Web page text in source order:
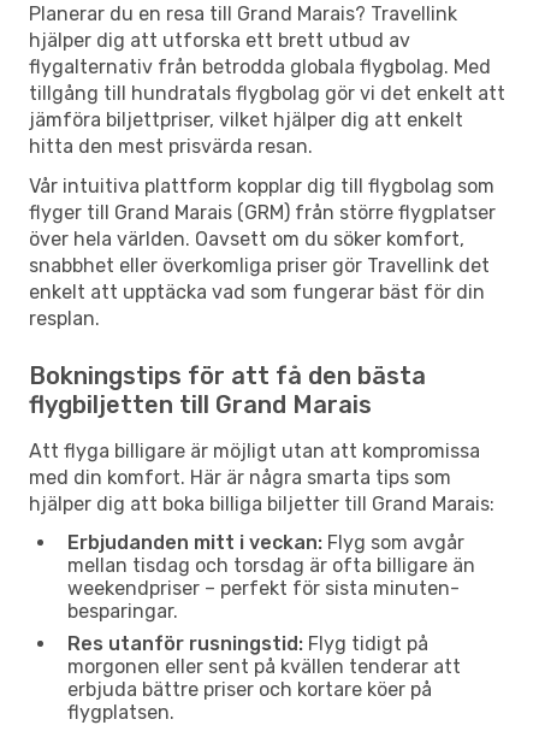
Planerar du en resa till Grand Marais? Travellink
hjälper dig att utforska ett brett utbud av
flygalternativ från betrodda globala flygbolag. Med
tillgång till hundratals flygbolag gör vi det enkelt att
jämföra biljettpriser, vilket hjälper dig att enkelt
hitta den mest prisvärda resan.
Vår intuitiva plattform kopplar dig till flygbolag som
flyger till Grand Marais (GRM) från större flygplatser
över hela världen. Oavsett om du söker komfort,
snabbhet eller överkomliga priser gör Travellink det
enkelt att upptäcka vad som fungerar bäst för din
resplan.
Bokningstips för att få den bästa
flygbiljetten till Grand Marais
Att flyga billigare är möjligt utan att kompromissa
med din komfort. Här är några smarta tips som
hjälper dig att boka billiga biljetter till Grand Marais:
Erbjudanden mitt i veckan: Flyg som avgår
mellan tisdag och torsdag är ofta billigare än
weekendpriser – perfekt för sista minuten-
besparingar.
Res utanför rusningstid: Flyg tidigt på
morgonen eller sent på kvällen tenderar att
erbjuda bättre priser och kortare köer på
flygplatsen.